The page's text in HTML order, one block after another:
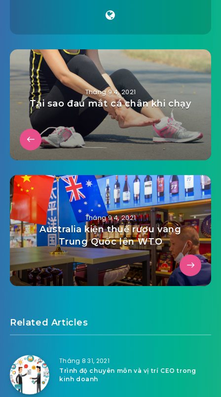
Tháng 9 4, 2021
Tại sao đau mắt cá chân khi chạy
Tháng 9 4, 2021
Australia kiện thuế rượu vang
Trung Quốc lên WTO
Related Articles
Tháng 8 31, 2021
Trình độ chuyên môn và vị trí CEO trong
kinh doanh